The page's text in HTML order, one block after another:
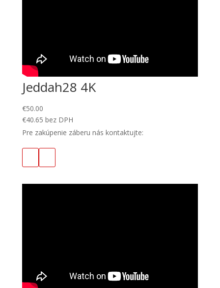
Jeddah28 4K
€50.00
€40.65 bez DPH
Pre zakúpenie záberu nás kontaktujte: